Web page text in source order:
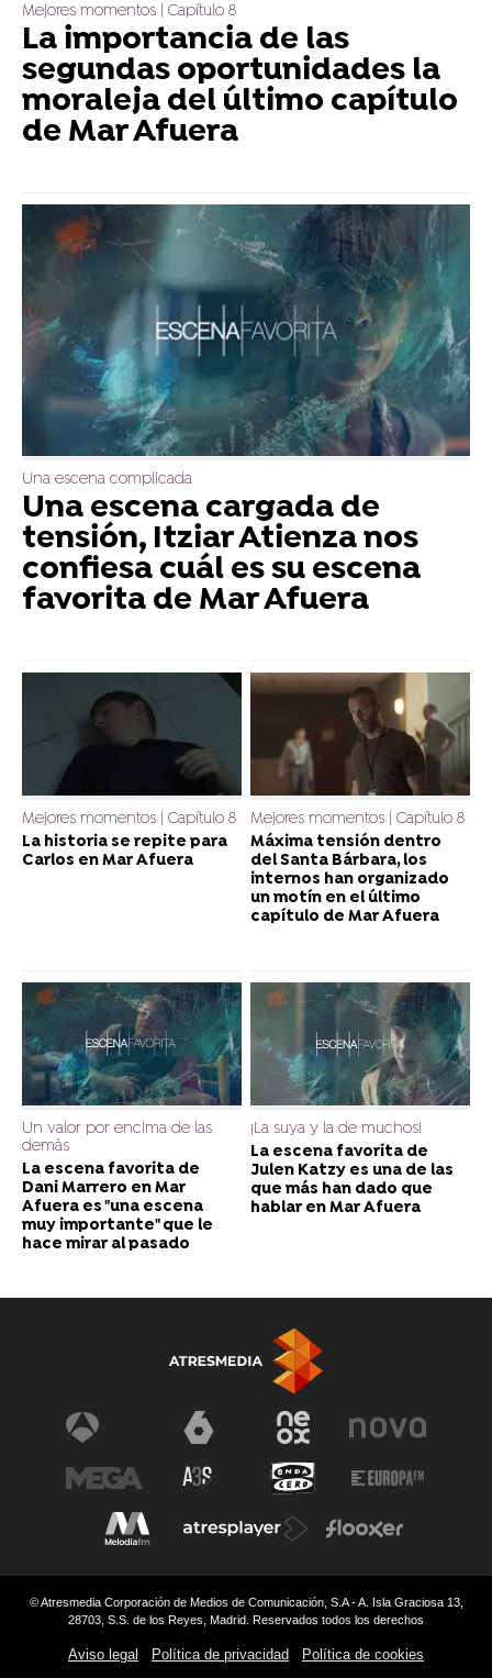
Mejores momentos | Capítulo 8
La importancia de las
segundas oportunidades la
moraleja del último capítulo
de Mar Afuera
Una escena complicada
Una escena cargada de
tensión, Itziar Atienza nos
confiesa cuál es su escena
favorita de Mar Afuera
Mejores momentos | Capítulo 8
La historia se repite para
Carlos en Mar Afuera
Mejores momentos | Capítulo 8
Máxima tensión dentro
del Santa Bárbara, los
internos han organizado
un motín en el último
capítulo de Mar Afuera
Un valor por encima de las
demás
La escena favorita de
Dani Marrero en Mar
Afuera es "una escena
muy importante" que le
hace mirar al pasado
¡La suya y la de muchos!
La escena favorita de
Julen Katzy es una de las
que más han dado que
hablar en Mar Afuera
© Atresmedia Corporación de Medios de Comunicación, S.A - A. Isla Graciosa 13,
28703, S.S. de los Reyes, Madrid. Reservados todos los derechos
Aviso legal Política de privacidad Política de cookies